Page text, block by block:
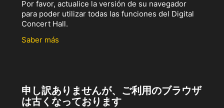
Por favor, actualice la versión de su navegador
para poder utilizar todas las funciones del Digital
Concert Hall.
Saber más
申し訳ありませんが、ご利用のブラウザ
は古くなっております